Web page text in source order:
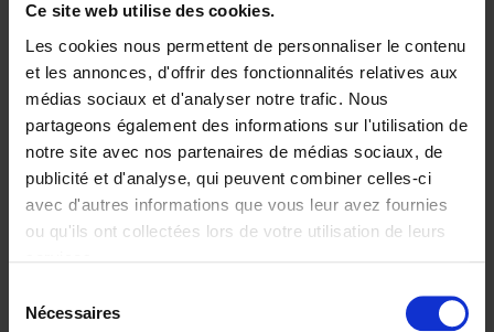
Ce site web utilise des cookies.
Les cookies nous permettent de personnaliser le contenu
et les annonces, d'offrir des fonctionnalités relatives aux
médias sociaux et d'analyser notre trafic. Nous
partageons également des informations sur l'utilisation de
notre site avec nos partenaires de médias sociaux, de
publicité et d'analyse, qui peuvent combiner celles-ci
avec d'autres informations que vous leur avez fournies
ou qu'ils ont collectées lors de votre utilisation de leurs
Nécessaires
Building Bonds = Building
Business
Jochen Roef Jozefien De Feyter
Carolien Boom
Couverture souple
2025 200
€29,99